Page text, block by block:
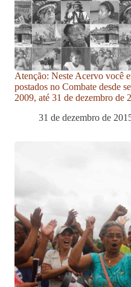
Atenção: Neste Acervo você
postados no Combate desde
2009, até 31 de dezembro de
31 de dezembro de